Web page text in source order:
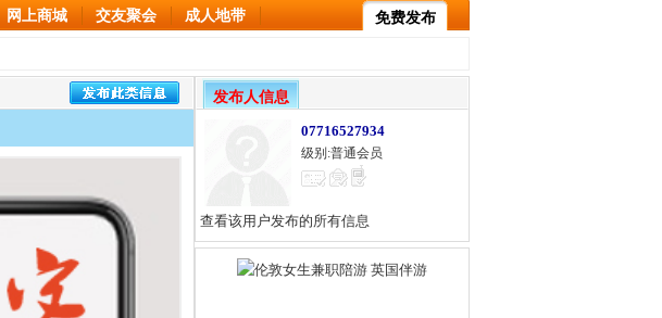
网上商城 交友聚会 成人地带 免费发布
发布人信息
07716527934
级别:普通会员
查看该用户发布的所有信息